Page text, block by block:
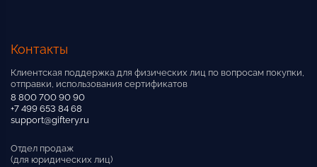
Контакты
Клиентская поддержка для физических лиц по вопросам покупки,
отправки, использования сертификатов
8 800 700 90 90
+7 499 653 84 68
support@giftery.ru
Отдел продаж
(для юридических лиц)